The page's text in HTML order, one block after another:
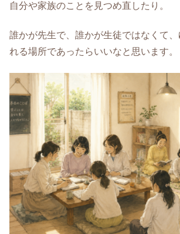
自分や家族のことを見つめ直したり。
誰かが先生で、誰かが生徒ではなくて
れる場所であったらいいなと思います。